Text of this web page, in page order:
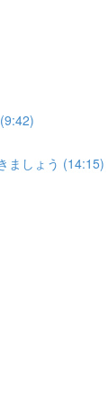
ましょう (14:15)